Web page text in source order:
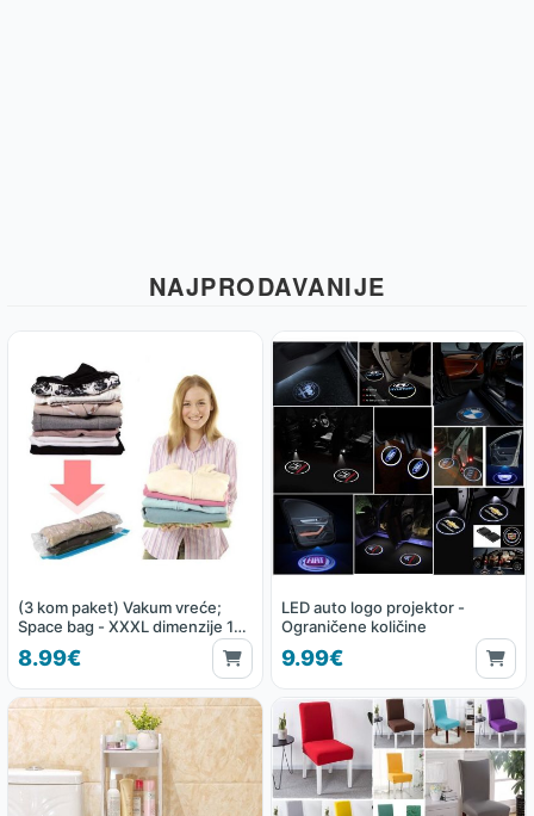
NAJPRODAVANIJE
(3 kom paket) Vakum vreće;
Space bag - XXXL dimenzije 130
x 100 cm
8.99€
LED auto logo projektor -
Ograničene količine
9.99€